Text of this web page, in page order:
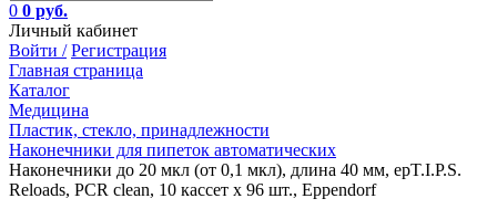
0 0 руб.
Личный кабинет
Войти / Регистрация
Главная страница
Каталог
Медицина
Пластик, стекло, принадлежности
Наконечники для пипеток автоматических
Наконечники до 20 мкл (от 0,1 мкл), длина 40 мм, epT.I.P.S.
Reloads, PCR clean, 10 кассет х 96 шт., Eppendorf